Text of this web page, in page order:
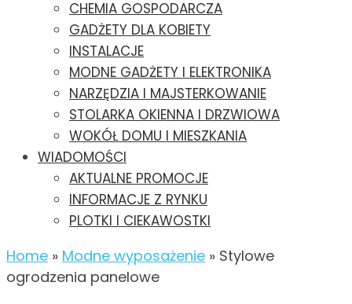
CHEMIA GOSPODARCZA
GADŻETY DLA KOBIETY
INSTALACJE
MODNE GADŻETY I ELEKTRONIKA
NARZĘDZIA I MAJSTERKOWANIE
STOLARKA OKIENNA I DRZWIOWA
WOKÓŁ DOMU I MIESZKANIA
WIADOMOŚCI
AKTUALNE PROMOCJE
INFORMACJE Z RYNKU
PLOTKI I CIEKAWOSTKI
Home » Modne wyposażenie » Stylowe
ogrodzenia panelowe